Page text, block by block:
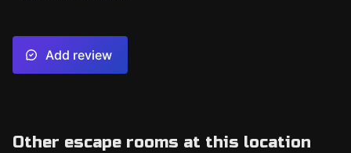
Add review
Other escape rooms at this location